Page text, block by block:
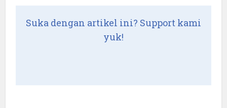
Suka dengan artikel ini? Support kami
yuk!